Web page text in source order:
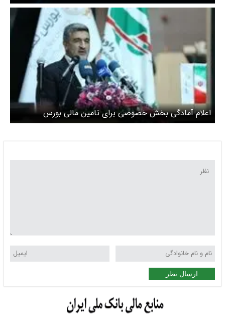
اعلام آمادگی بخش خصوصی برای تامین مالی بورس
ارسال نظر